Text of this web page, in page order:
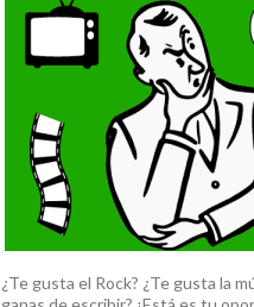
¿Te gusta el Rock? ¿Te gusta la